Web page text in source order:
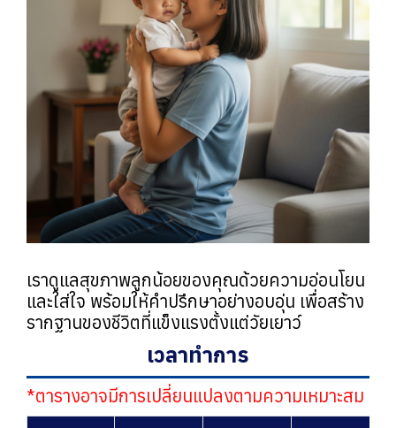
เราดูแลสุขภาพลูกน้อยของคุณด้วยความอ่อนโยน
และใส่ใจ พร้อมให้คำปรึกษาอย่างอบอุ่น เพื่อสร้าง
รากฐานของชีวิตที่แข็งแรงตั้งแต่วัยเยาว์
เวลาทำการ
*ตารางอาจมีการเปลี่ยนแปลงตามความเหมาะสม